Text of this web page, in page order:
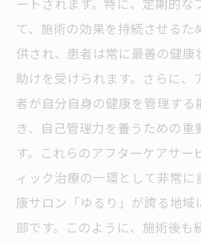
て、施術の効果を持続させる
供され、患者は常に最善の健
助けを受けられます。さらに、
者が自分自身の健康を管理する
き、自己管理力を養うための重
す。これらのアフターケアサー
ィック治療の一環として非常
康サロン「ゆるり」が誇る地
部です。このように、施術後も